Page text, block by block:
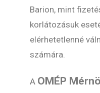
Barion, mint
korlátozásuk
elérhetetlenné
számára.
A OMÉP